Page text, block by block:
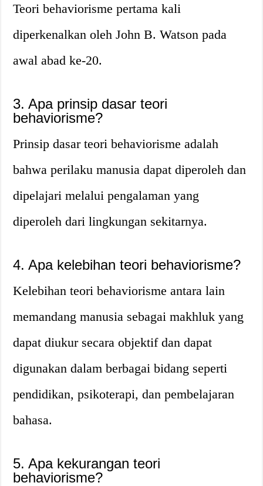
Teori behaviorisme pertama kali
diperkenalkan oleh John B. Watson pada
awal abad ke-20.
3. Apa prinsip dasar teori
behaviorisme?
Prinsip dasar teori behaviorisme adalah
bahwa perilaku manusia dapat diperoleh dan
dipelajari melalui pengalaman yang
diperoleh dari lingkungan sekitarnya.
4. Apa kelebihan teori behaviorisme?
Kelebihan teori behaviorisme antara lain
memandang manusia sebagai makhluk yang
dapat diukur secara objektif dan dapat
digunakan dalam berbagai bidang seperti
pendidikan, psikoterapi, dan pembelajaran
bahasa.
5. Apa kekurangan teori
behaviorisme?